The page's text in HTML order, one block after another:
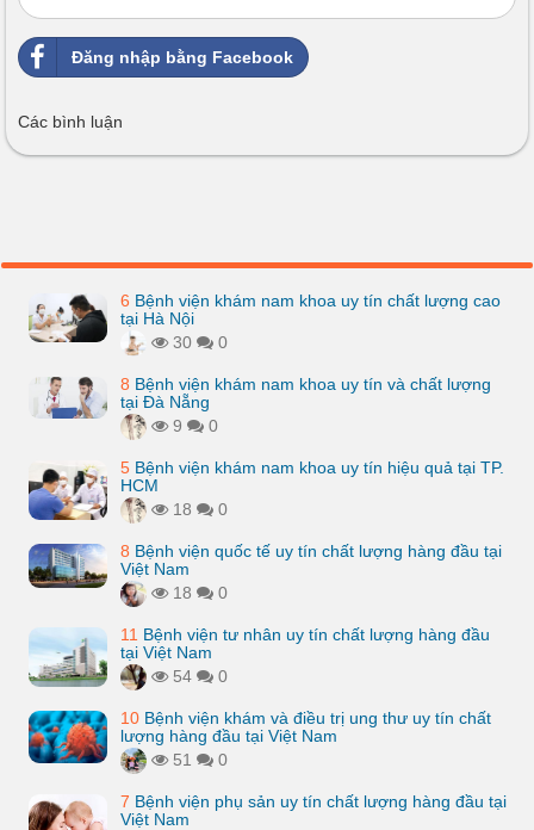
Đăng nhập bằng Facebook
Các bình luận
6 Bệnh viện khám nam khoa uy tín chất lượng cao
tại Hà Nội
30
0
8 Bệnh viện khám nam khoa uy tín và chất lượng
tại Đà Nẵng
9
0
5 Bệnh viện khám nam khoa uy tín hiệu quả tại TP.
HCM
18
0
8 Bệnh viện quốc tế uy tín chất lượng hàng đầu tại
Việt Nam
18
0
11 Bệnh viện tư nhân uy tín chất lượng hàng đầu
tại Việt Nam
54
0
10 Bệnh viện khám và điều trị ung thư uy tín chất
lượng hàng đầu tại Việt Nam
51
0
7 Bệnh viện phụ sản uy tín chất lượng hàng đầu tại
Việt Nam